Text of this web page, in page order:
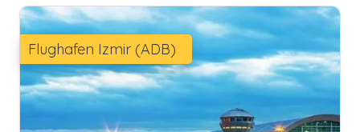
Flughafen Izmir (ADB)